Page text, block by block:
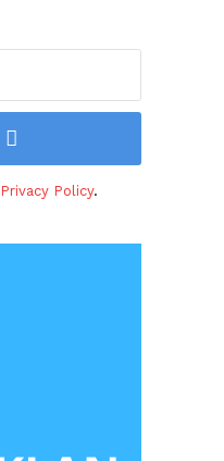
Privacy Policy.